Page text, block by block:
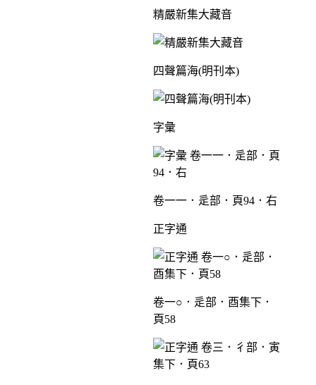
精嚴新集大藏音
四聲篇海(明刊本)
字彙
卷一一．辵部．頁94．右
正字通
卷一○．辵部．酉集下．
頁58